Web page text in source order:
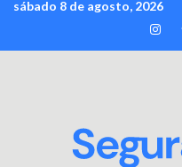
Skip
content
sábado 8 de agosto, 2026